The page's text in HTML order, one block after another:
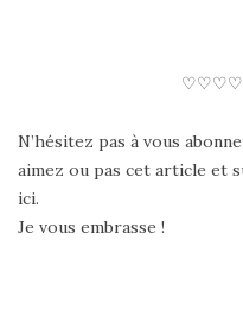
N’hésitez pas à vous
aimez ou pas cet article et
ici.
Je vous embrasse !